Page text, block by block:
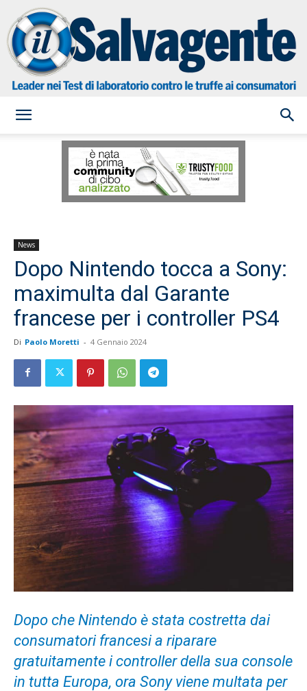
Salvagente
News
Dopo Nintendo tocca a Sony:
maximulta dal Garante
francese per i controller PS4
Di Paolo Moretti - 4 Gennaio 2024
Dopo che Nintendo è stata costretta dai
consumatori francesi a riparare
gratuitamente i controller della sua console
in tutta Europa, ora Sony viene multata per